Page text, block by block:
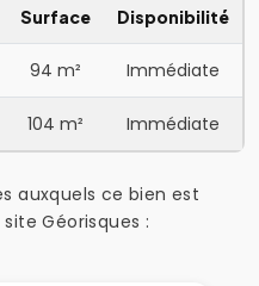
Surface Disponibilité
94 m² Immédiate
104 m² Immédiate
auxquels ce bien est
Géorisques :